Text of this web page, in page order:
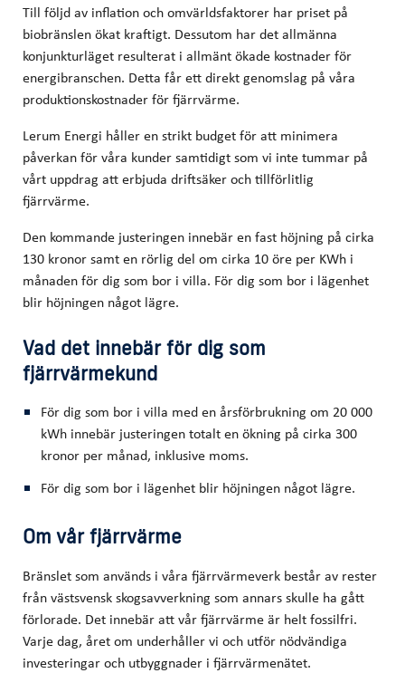
Till följd av inflation och omvärldsfaktorer har priset på
biobränslen ökat kraftigt. Dessutom har det allmänna
konjunkturläget resulterat i allmänt ökade kostnader för
energibranschen. Detta får ett direkt genomslag på våra
produktionskostnader för fjärrvärme.
Lerum Energi håller en strikt budget för att minimera
påverkan för våra kunder samtidigt som vi inte tummar på
vårt uppdrag att erbjuda driftsäker och tillförlitlig
fjärrvärme.
Den kommande justeringen innebär en fast höjning på cirka
130 kronor samt en rörlig del om cirka 10 öre per KWh i
månaden för dig som bor i villa. För dig som bor i lägenhet
blir höjningen något lägre.
Vad det innebär för dig som
fjärrvärmekund
För dig som bor i villa med en årsförbrukning om 20 000
kWh innebär justeringen totalt en ökning på cirka 300
kronor per månad, inklusive moms.
För dig som bor i lägenhet blir höjningen något lägre.
Om vår fjärrvärme
Bränslet som används i våra fjärrvärmeverk består av rester
från västsvensk skogsavverkning som annars skulle ha gått
förlorade. Det innebär att vår fjärrvärme är helt fossilfri.
Varje dag, året om underhåller vi och utför nödvändiga
investeringar och utbyggnader i fjärrvärmenätet.